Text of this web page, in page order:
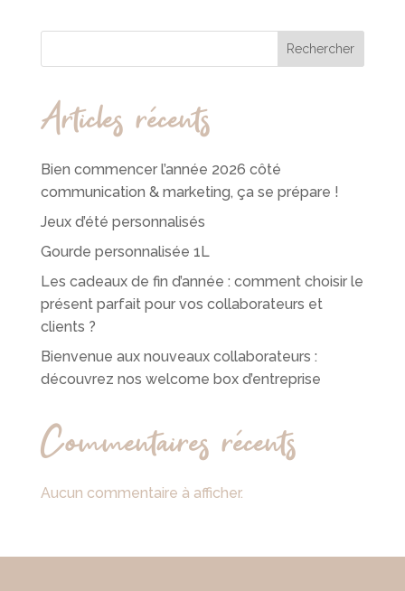
Rechercher
Articles récents
Bien commencer l’année 2026 côté
communication & marketing, ça se prépare !
Jeux d’été personnalisés
Gourde personnalisée 1L
Les cadeaux de fin d’année : comment choisir le
présent parfait pour vos collaborateurs et
clients ?
Bienvenue aux nouveaux collaborateurs :
découvrez nos welcome box d’entreprise
Commentaires récents
Aucun commentaire à afficher.